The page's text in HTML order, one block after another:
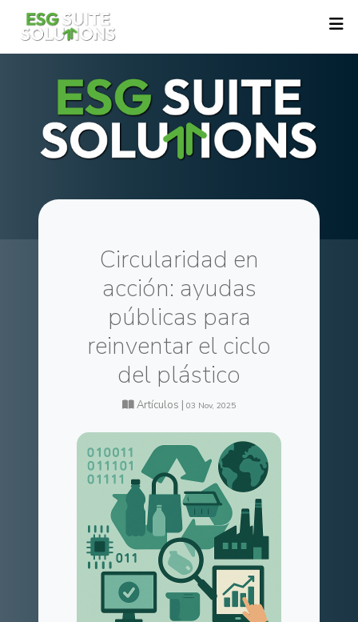
Circularidad en
acción: ayudas
públicas para
reinventar el ciclo
del plástico
Artículos | 03 Nov, 2025